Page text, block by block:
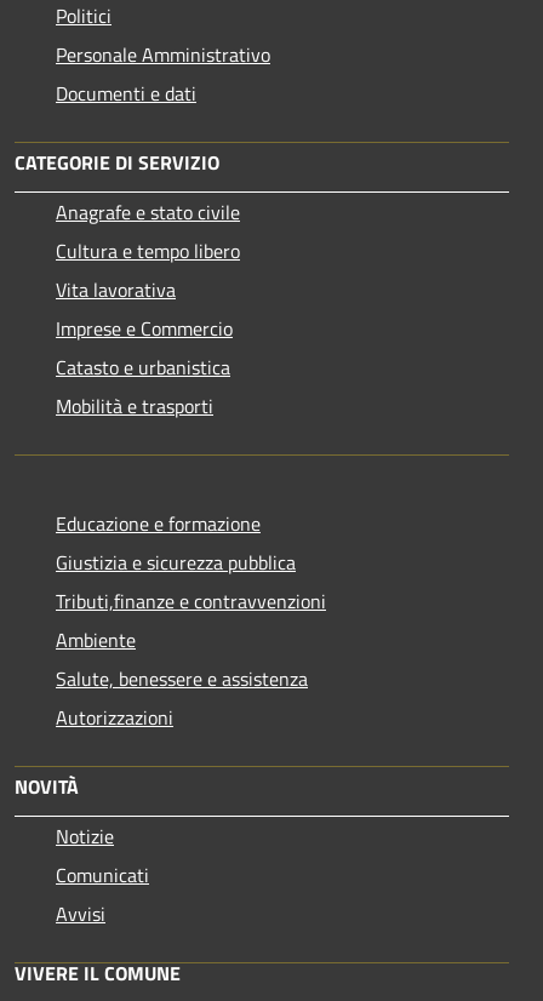
Politici
Personale Amministrativo
Documenti e dati
CATEGORIE DI SERVIZIO
Anagrafe e stato civile
Cultura e tempo libero
Vita lavorativa
Imprese e Commercio
Catasto e urbanistica
Mobilità e trasporti
Educazione e formazione
Giustizia e sicurezza pubblica
Tributi,finanze e contravvenzioni
Ambiente
Salute, benessere e assistenza
Autorizzazioni
NOVITÀ
Notizie
Comunicati
Avvisi
VIVERE IL COMUNE